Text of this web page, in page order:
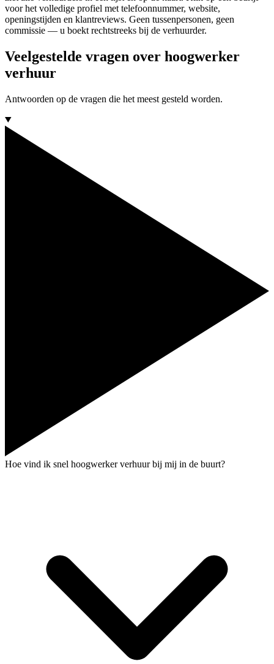
voor het volledige profiel met telefoonnummer, website,
openingstijden en klantreviews. Geen tussenpersonen, geen
commissie — u boekt rechtstreeks bij de verhuurder.
Veelgestelde vragen over hoogwerker
verhuur
Antwoorden op de vragen die het meest gesteld worden.
Hoe vind ik snel hoogwerker verhuur bij mij in de buurt?